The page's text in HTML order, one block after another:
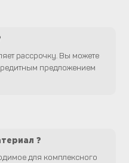
рассрочку. Вы можете
предложением
?
для комплексного